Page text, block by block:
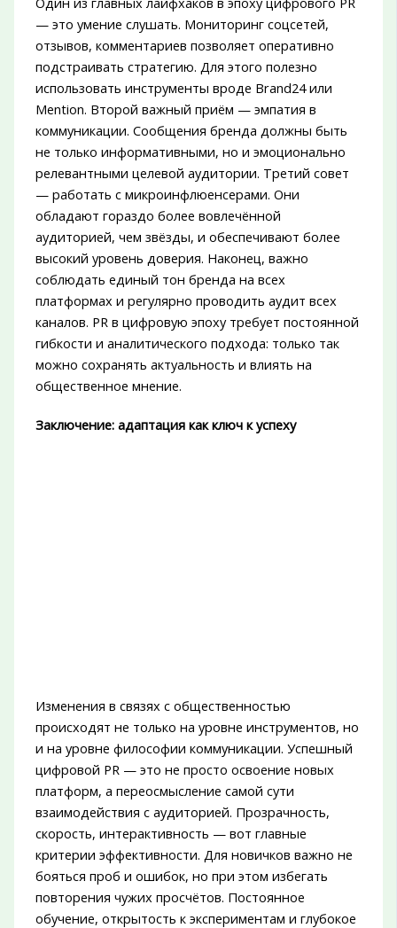
— это умение слушать. Мониторинг соцсетей,
отзывов, комментариев позволяет оперативно
подстраивать стратегию. Для этого полезно
использовать инструменты вроде Brand24 или
Mention. Второй важный приём — эмпатия в
коммуникации. Сообщения бренда должны быть
не только информативными, но и эмоционально
релевантными целевой аудитории. Третий совет
— работать с микроинфлюенсерами. Они
обладают гораздо более вовлечённой
аудиторией, чем звёзды, и обеспечивают более
высокий уровень доверия. Наконец, важно
соблюдать единый тон бренда на всех
платформах и регулярно проводить аудит всех
каналов. PR в цифровую эпоху требует постоянной
гибкости и аналитического подхода: только так
можно сохранять актуальность и влиять на
общественное мнение.
Заключение: адаптация как ключ к успеху
Изменения в связях с общественностью
происходят не только на уровне инструментов, но
и на уровне философии коммуникации. Успешный
цифровой PR — это не просто освоение новых
платформ, а переосмысление самой сути
взаимодействия с аудиторией. Прозрачность,
скорость, интерактивность — вот главные
критерии эффективности. Для новичков важно не
бояться проб и ошибок, но при этом избегать
повторения чужих просчётов. Постоянное
обучение, открытость к экспериментам и глубокое